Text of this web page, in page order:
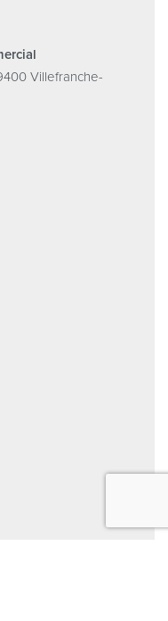
Villefranche-